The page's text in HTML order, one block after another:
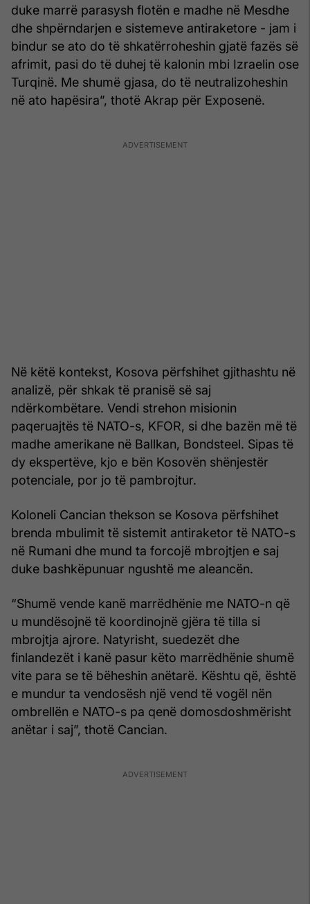
duke marrë parasysh flotën e madhe në Mesdhe
dhe shpërndarjen e sistemeve antiraketore - jam i
bindur se ato do të shkatërroheshin gjatë fazës së
afrimit, pasi do të duhej të kalonin mbi Izraelin ose
Turqinë. Me shumë gjasa, do të neutralizoheshin
në ato hapësira”, thotë Akrap për Exposenë.
Në këtë kontekst, Kosova përfshihet gjithashtu në
analizë, për shkak të pranisë së saj
ndërkombëtare. Vendi strehon misionin
paqeruajtës të NATO-s, KFOR, si dhe bazën më të
madhe amerikane në Ballkan, Bondsteel. Sipas të
dy ekspertëve, kjo e bën Kosovën shënjestër
potenciale, por jo të pambrojtur.
Koloneli Cancian thekson se Kosova përfshihet
brenda mbulimit të sistemit antiraketor të NATO-s
në Rumani dhe mund ta forcojë mbrojtjen e saj
duke bashkëpunuar ngushtë me aleancën.
“Shumë vende kanë marrëdhënie me NATO-n që
u mundësojnë të koordinojnë gjëra të tilla si
mbrojtja ajrore. Natyrisht, suedezët dhe
finlandezët i kanë pasur këto marrëdhënie shumë
vite para se të bëheshin anëtarë. Kështu që, është
e mundur ta vendosësh një vend të vogël nën
ombrellën e NATO-s pa qenë domosdoshmërisht
anëtar i saj”, thotë Cancian.